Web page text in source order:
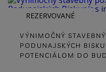
VÝNIMOČNÝ
PODUNAJSKÝCH
POTENCIÁLOM DO
REZERVOVANÉ